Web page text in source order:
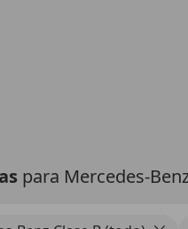
para Mercedes-